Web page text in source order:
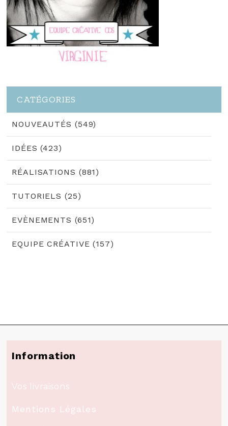
CATÉGORIES
NOUVEAUTÉS (549)
IDÉES (423)
RÉALISATIONS (881)
TUTORIELS (25)
EVÈNEMENTS (651)
EQUIPE CRÉATIVE (157)
Information
Vos livraisons
Mentions Légales